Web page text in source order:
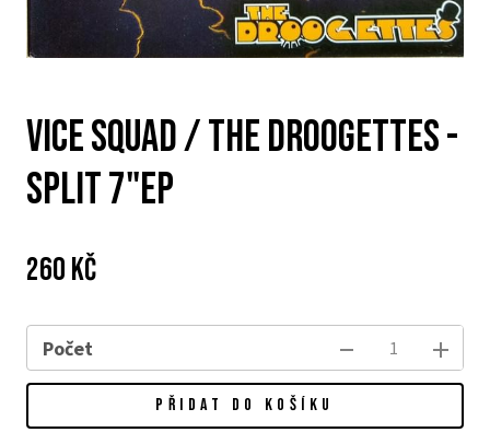
VICE SQUAD / THE DROOGETTES -
split 7"EP
Cena:
260 Kč
Počet
PŘIDAT DO KOŠÍKU